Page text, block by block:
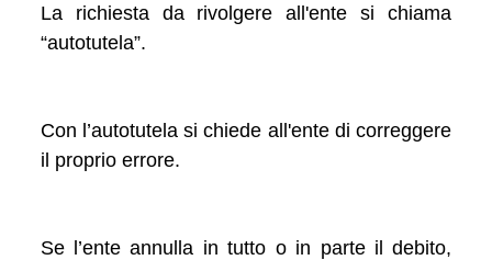
La richiesta da rivolgere all'ente si chiama
“autotutela”.
Con l’autotutela si chiede all'ente di correggere
il proprio errore.
Se l’ente annulla in tutto o in parte il debito,